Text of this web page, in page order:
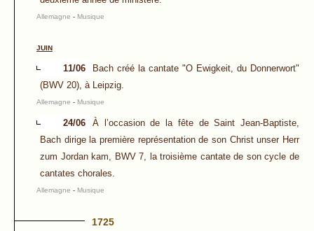
Allemagne - Musique
JUIN
11/06
Bach créé la cantate "O Ewigkeit, du Donnerwort"
(BWV 20), à Leipzig.
Allemagne - Musique
24/06
À l’occasion de la fête de Saint Jean-Baptiste,
Bach dirige la première représentation de son Christ unser Herr
zum Jordan kam, BWV 7, la troisième cantate de son cycle de
cantates chorales.
Allemagne - Musique
1725